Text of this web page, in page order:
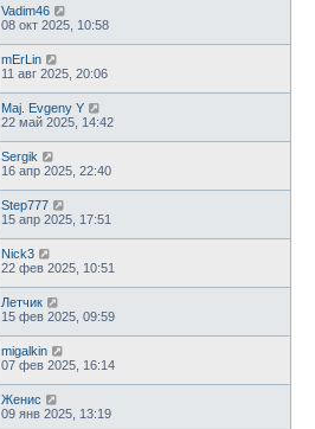
Vadim46
08 окт 2025, 10:58
mErLin
11 авг 2025, 20:06
Maj. Evgeny Y
22 май 2025, 14:42
Sergik
16 апр 2025, 22:40
Step777
15 апр 2025, 17:51
Nick3
22 фев 2025, 10:51
Летчик
15 фев 2025, 09:59
migalkin
07 фев 2025, 16:14
Женис
09 янв 2025, 13:19